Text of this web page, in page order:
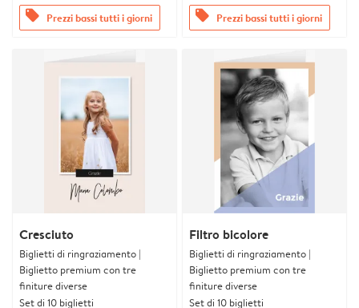
offers Prezzi bassi tutti i giorni offers Prezzi bassi tutti i giorni
Cresciuto
Biglietti di ringraziamento |
Biglietto premium con tre
finiture diverse
Set di 10 biglietti
Filtro bicolore
Biglietti di ringraziamento |
Biglietto premium con tre
finiture diverse
Set di 10 biglietti